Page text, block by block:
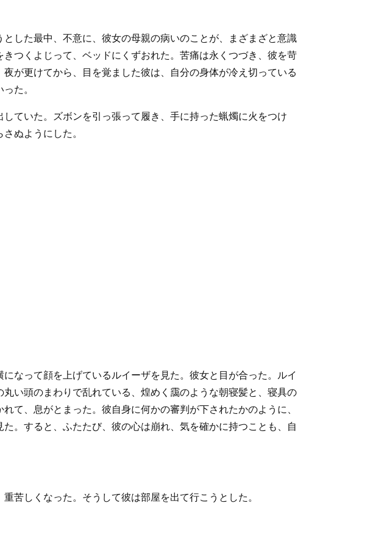
した最中、不意に、彼女の母親の病いのことが、まざまざと意識
つくよじって、ベッドにくずおれた。苦痛は永くつづき、彼を苛
が更けてから、目を覚ました彼は、自分の身体が冷え切っている
た。
ていた。ズボンを引っ張って履き、手に持った蝋燭に火をつけ
ぬようにした。
なって顔を上げているルイーザを見た。彼女と目が合った。ルイ
い頭のまわりで乱れている、煌めく靄のような朝寝髪と、寝具の
て、息がとまった。彼自身に何かの審判が下されたかのように、
。すると、ふたたび、彼の心は崩れ、気を確かに持つことも、自
苦しくなった。そうして彼は部屋を出て行こうとした。